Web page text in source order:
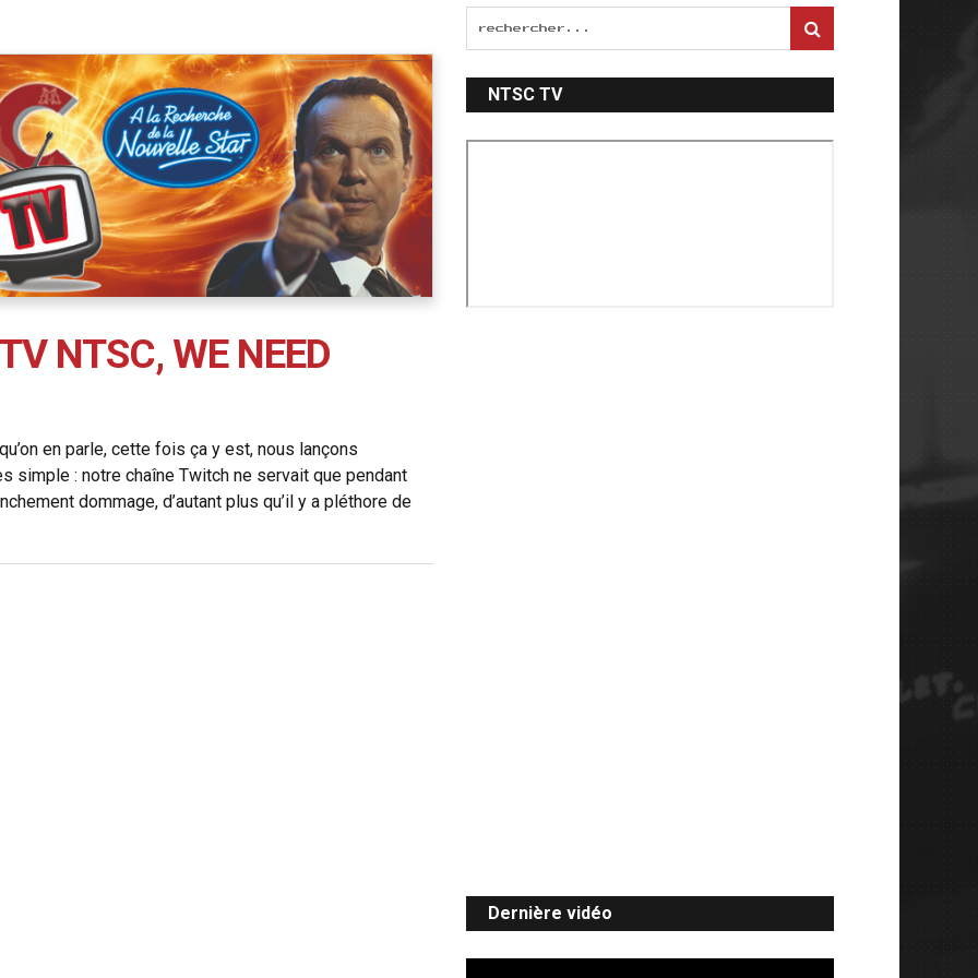
NTSC, WE NEED
en parle, cette fois ça y est, nous lançons
simple : notre chaîne Twitch ne servait que pendant
dommage, d’autant plus qu’il y a pléthore de
NTSC TV
Dernière vidéo